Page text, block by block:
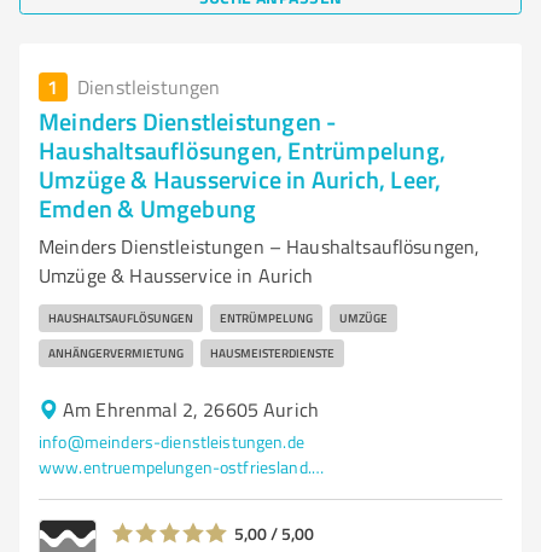
1 Dienstleistungen
Meinders Dienstleistungen -
Haushaltsauflösungen, Entrümpelung,
Umzüge & Hausservice in Aurich, Leer,
Emden & Umgebung
Meinders Dienstleistungen – Haushaltsauflösungen,
Umzüge & Hausservice in Aurich
HAUSHALTSAUFLÖSUNGEN ENTRÜMPELUNG UMZÜGE
ANHÄNGERVERMIETUNG HAUSMEISTERDIENSTE
Am Ehrenmal 2, 26605 Aurich
info@meinders-dienstleistungen.de
www.entruempelungen-ostfriesland.de/
5,00 / 5,00